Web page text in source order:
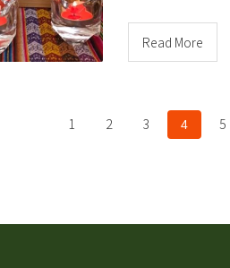
Read More
1 2 3 4 5